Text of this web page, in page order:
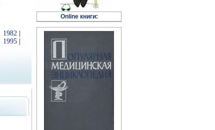
1982|
1995|
Online книги: